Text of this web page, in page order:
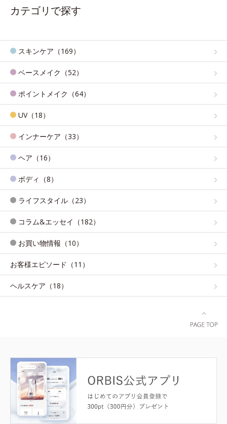
カテゴリで探す
スキンケア（169）
ベースメイク（52）
ポイントメイク（64）
UV（18）
インナーケア（33）
ヘア（16）
ボディ（8）
ライフスタイル（23）
コラム&エッセイ（182）
お買い物情報（10）
お客様エピソード（11）
ヘルスケア（18）